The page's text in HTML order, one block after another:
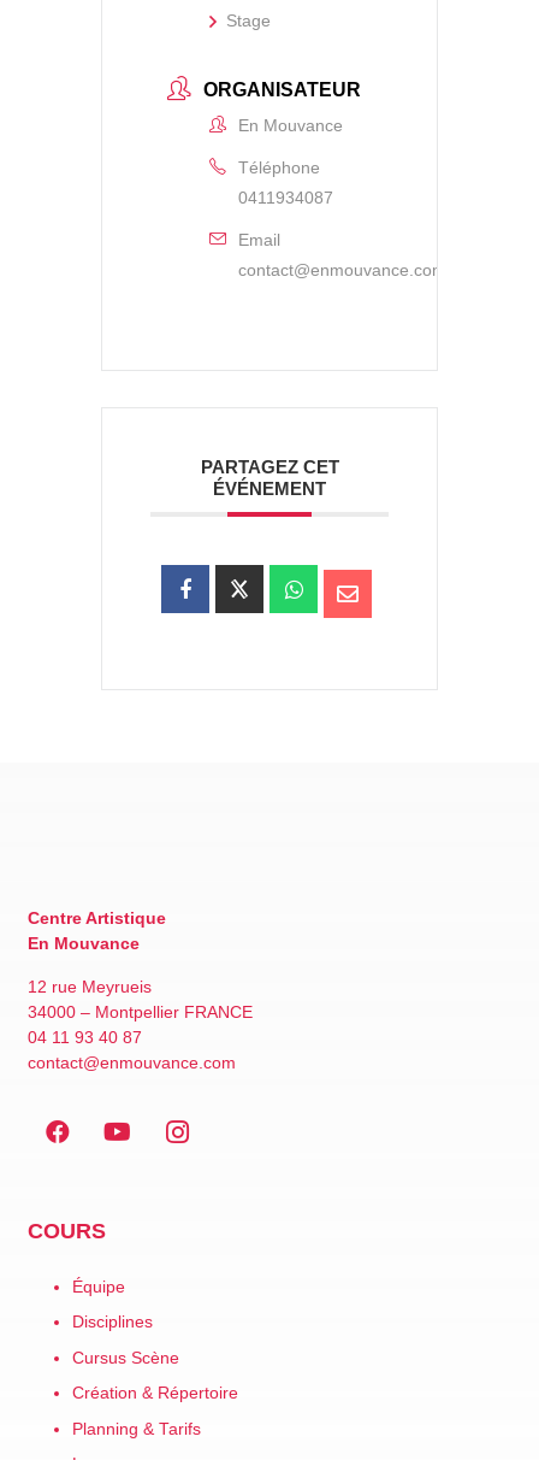
Stage
ORGANISATEUR
En Mouvance
Téléphone
0411934087
Email
contact@enmouvance.com
PARTAGEZ CET
ÉVÉNEMENT
Centre Artistique
En Mouvance
12 rue Meyrueis
34000 – Montpellier FRANCE
04 11 93 40 87
contact@enmouvance.com
COURS
Équipe
Disciplines
Cursus Scène
Création & Répertoire
Planning & Tarifs